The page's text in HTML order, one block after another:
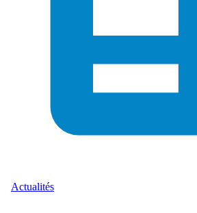
Actualités